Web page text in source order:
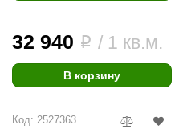
32 940 i / 1 кв.м.
В корзину
Код: 2527363